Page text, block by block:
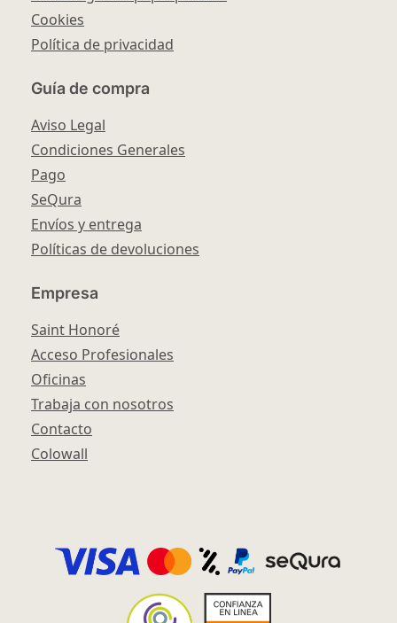
Cookies
Política de privacidad
Guía de compra
Aviso Legal
Condiciones Generales
Pago
SeQura
Envíos y entrega
Políticas de devoluciones
Empresa
Saint Honoré
Acceso Profesionales
Oficinas
Trabaja con nosotros
Contacto
Colowall